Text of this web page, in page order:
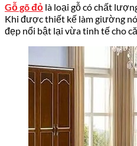
Gỗ gõ đỏ là loại gỗ có chất
Khi được thiết kế làm giường
đẹp nổi bật lại vừa tinh tế cho